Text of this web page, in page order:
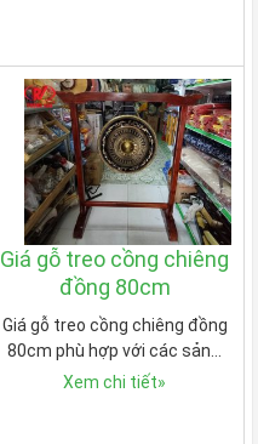
Giá gỗ treo cồng chiêng
đồng 80cm
Giá gỗ treo cồng chiêng đồng
80cm phù hợp với các sản…
Xem chi tiết»